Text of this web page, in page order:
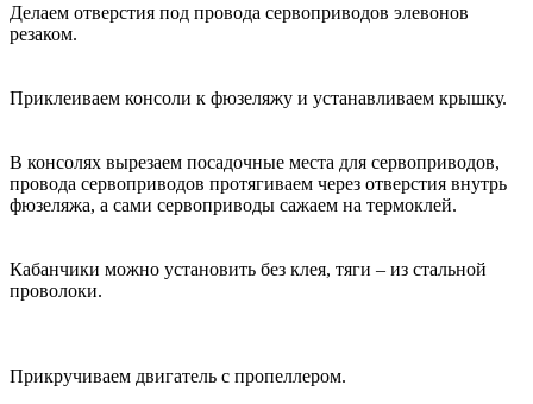
Делаем отверстия под провода сервоприводов элевонов
резаком.
Приклеиваем консоли к фюзеляжу и устанавливаем крышку.
В консолях вырезаем посадочные места для сервоприводов,
провода сервоприводов протягиваем через отверстия внутрь
фюзеляжа, а сами сервоприводы сажаем на термоклей.
Кабанчики можно установить без клея, тяги – из стальной
проволоки.
Прикручиваем двигатель с пропеллером.